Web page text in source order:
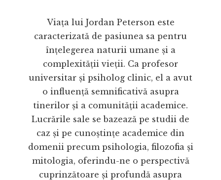
Viața lui Jordan Peterson este
caracterizată de pasiunea sa pentru
înțelegerea naturii umane și a
complexității vieții. Ca profesor
universitar și psiholog clinic, el a avut
o influență semnificativă asupra
tinerilor și a comunității academice.
Lucrările sale se bazează pe studii de
caz și pe cunoștințe academice din
domenii precum psihologia, filozofia și
mitologia, oferindu-ne o perspectivă
cuprinzătoare și profundă asupra